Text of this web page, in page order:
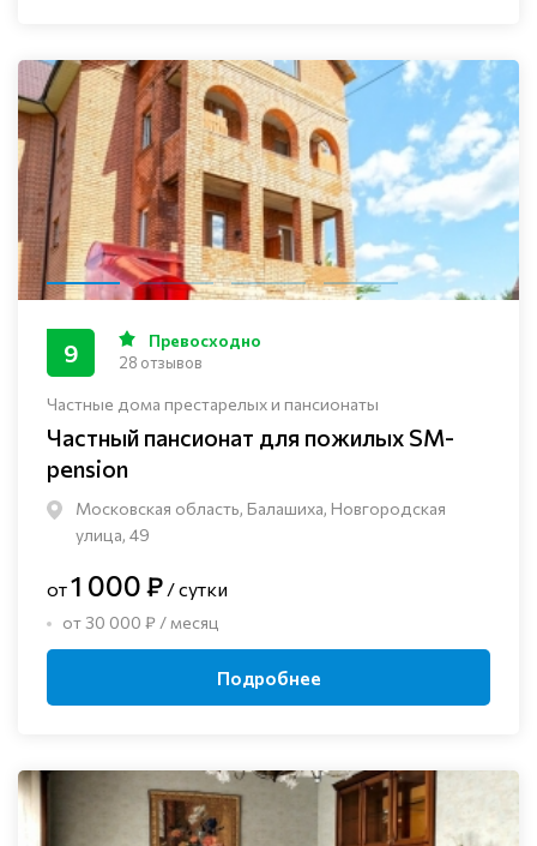
Частные дома престарелых и пансионаты
Частный пансионат для пожилых SM-
pension
Московская область, Балашиха, Новгородская
улица, 49
9 Превосходно
28 отзывов
от1 000 ₽ / сутки
от 30 000 ₽ / месяц
Подробнее